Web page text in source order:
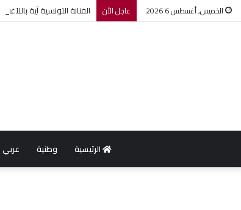
الخميس, أغسطس 6 2026 عاجل الأن الفنانة التونسية آية
الرئيسية وطنية